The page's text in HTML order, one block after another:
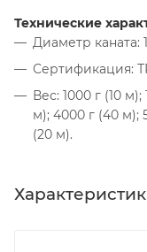
Технические
Диаметр каната:
Сертификация:
Вес: 1000 г (10
м); 4000 г (40 м);
(20 м).